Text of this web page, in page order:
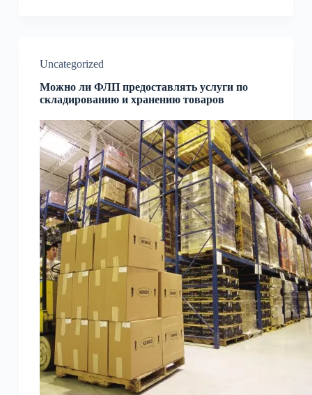
Uncategorized
Можно ли ФЛП предоставлять услуги по
складированию и хранению товаров